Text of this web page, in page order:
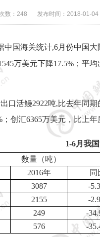
数： 248 发布时间： 2018-01-04
中国海关统计,6月份中国
万美元下降17.5% ；平
口活鳗2922吨,比去年同期
；创汇6365万美元，比上年
1-6月我
数量（吨）
2016年
同
3087
-
2155
-
249
-
576
-